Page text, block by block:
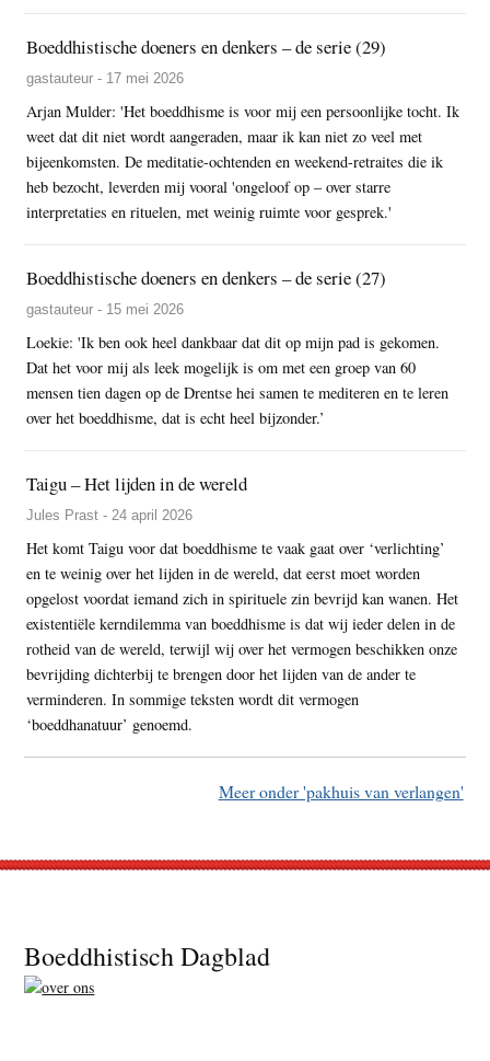
Boeddhistische doeners en denkers – de serie (29)
gastauteur - 17 mei 2026
Arjan Mulder: 'Het boeddhisme is voor mij een persoonlijke tocht. Ik
weet dat dit niet wordt aangeraden, maar ik kan niet zo veel met
bijeenkomsten. De meditatie-ochtenden en weekend-retraites die ik
heb bezocht, leverden mij vooral 'ongeloof op – over starre
interpretaties en rituelen, met weinig ruimte voor gesprek.'
Boeddhistische doeners en denkers – de serie (27)
gastauteur - 15 mei 2026
Loekie: 'Ik ben ook heel dankbaar dat dit op mijn pad is gekomen.
Dat het voor mij als leek mogelijk is om met een groep van 60
mensen tien dagen op de Drentse hei samen te mediteren en te leren
over het boeddhisme, dat is echt heel bijzonder.’
Taigu – Het lijden in de wereld
Jules Prast - 24 april 2026
Het komt Taigu voor dat boeddhisme te vaak gaat over ‘verlichting’
en te weinig over het lijden in de wereld, dat eerst moet worden
opgelost voordat iemand zich in spirituele zin bevrijd kan wanen. Het
existentiële kerndilemma van boeddhisme is dat wij ieder delen in de
rotheid van de wereld, terwijl wij over het vermogen beschikken onze
bevrijding dichterbij te brengen door het lijden van de ander te
verminderen. In sommige teksten wordt dit vermogen
‘boeddhanatuur’ genoemd.
Meer onder 'pakhuis van verlangen'
Footer
Boeddhistisch Dagblad